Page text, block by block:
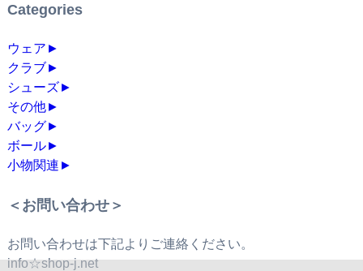
Categories
ウェア ►
クラブ►
シューズ►
その他►
バッグ►
ボール►
小物関連 ►
＜お問い合わせ＞
お問い合わせは下記よりご連絡ください。
info☆shop-j.net